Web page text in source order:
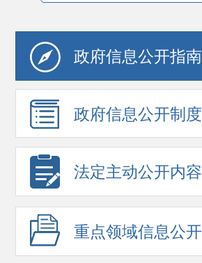
政府信息公开指南
政府信息公开制度
法定主动公开内容
重点领域信息公开